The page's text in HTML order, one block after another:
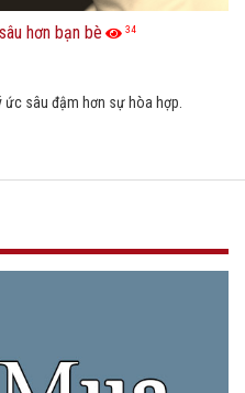
hơn bạn bè 34
sâu đậm hơn sự hòa hợp.